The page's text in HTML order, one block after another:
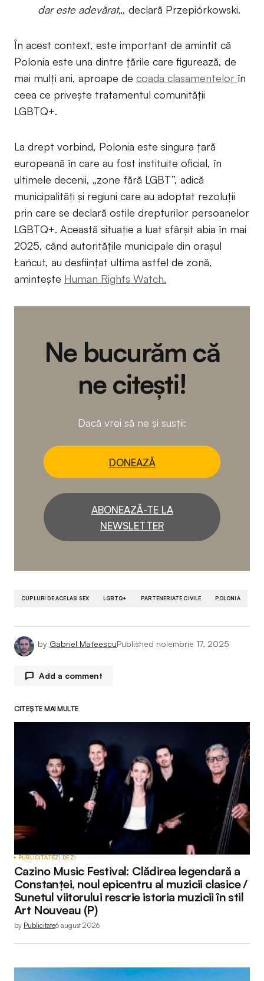
dar este adevărat„, declară Przepiórkowski.
În acest context, este important de amintit că
Polonia este una dintre țările care figurează, de
mai mulți ani, aproape de coada clasamentelor în
ceea ce privește tratamentul comunității
LGBTQ+.
La drept vorbind, Polonia este singura țară
europeană în care au fost instituite oficial, în
ultimele decenii, „zone fără LGBT”, adică
municipalități și regiuni care au adoptat rezoluții
prin care se declară ostile drepturilor persoanelor
LGBTQ+. Această situație a luat sfârșit abia în mai
2025, când autoritățile municipale din orașul
Łańcut, au desființat ultima astfel de zonă,
amintește Human Rights Watch.
Ne bucurăm că
ne citești!
Dacă vrei să ne și susții:
DONEAZĂ
ABONEAZĂ-TE LA
NEWSLETTER
CUPLURI DE ACELASI SEX LGBTQ+ PARTENERIATE CIVILE POLONIA
by Gabriel MateescuPublished noiembrie 17, 2025
Add a comment
Adresa ta de email nu va fi publicată. Câmpurile
obligatorii sunt marcate cu
Comment
Your E-mail*
CITEȘTE MAI MULTE
PUBLICITATEZI DE ZI
Cazino Music Festival: Clădirea legendară a
Constanței, noul epicentru al muzicii clasice /
Sunetul viitorului rescrie istoria muzicii în stil
Art Nouveau (P)
by Publicitate6 august 2026